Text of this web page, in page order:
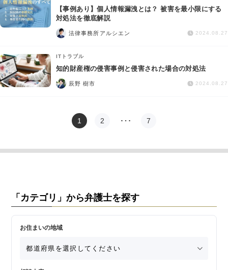
【事例あり】個人情報漏洩とは？ 被害を最小限にする
対処法を徹底解説
法律事務所アルシエン 2024.08.27
ITトラブル
知的財産権の侵害事例と侵害された場合の対処法
辰野 樹市 2024.08.27
1 2 … 7
「カテゴリ」から弁護士を探す
お住まいの地域